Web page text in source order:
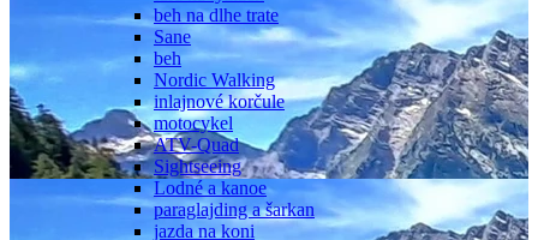
beh na dlhe trate
Sane
beh
Nordic Walking
inlajnové korčule
motocykel
ATV-Quad
Sightseeing
Lodné a kanoe
paraglajding a šarkan
jazda na koni